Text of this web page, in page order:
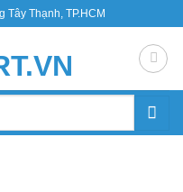
Thạnh, TP.HCM